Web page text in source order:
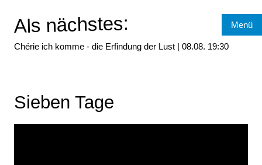
Menü
Als nächstes:
Chérie ich komme - die Erfindung der Lust | 08.08. 19:30
Sieben Tage